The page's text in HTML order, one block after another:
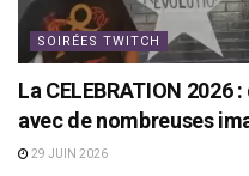
SOIRÉES TWITCH
La CELEBRATION
avec de nombreuses
29 JUIN 2026